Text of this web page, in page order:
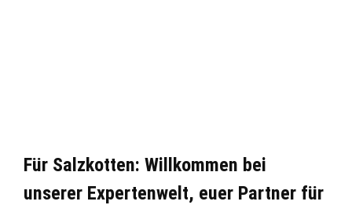
Für Salzkotten: Willkommen bei
unserer Expertenwelt, euer Partner für